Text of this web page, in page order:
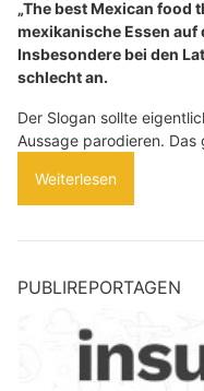
„The best Mexican food
mexikanische Essen auf
Insbesondere bei den
schlecht an.
Der Slogan sollte
Aussage parodieren.
Weiterlesen
PUBLIREPORTAGEN